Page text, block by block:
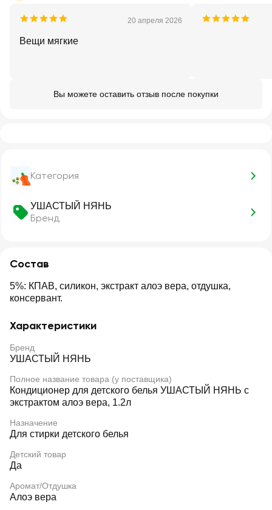
20 апреля 2026
Вещи мягкие
Вы можете оставить отзыв после покупки
Категория
УШАСТЫЙ НЯНЬ
Бренд
Состав
5%: КПАВ, силикон, экстракт алоэ вера, отдушка,
консервант.
Характеристики
Бренд
УШАСТЫЙ НЯНЬ
Полное название товара (у поставщика)
Кондиционер для детского белья УШАСТЫЙ НЯНЬ с
экстрактом алоэ вера, 1.2л
Назначение
Для стирки детского белья
Детский товар
Да
Аромат/Отдушка
Алоэ вера